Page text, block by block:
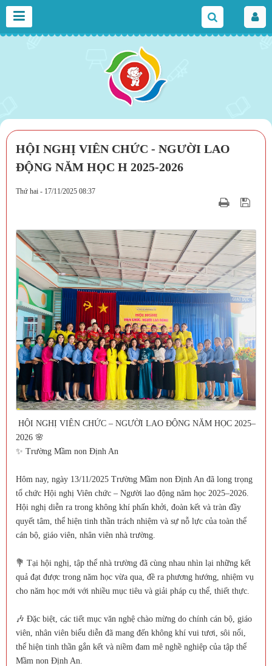
HỘI NGHỊ VIÊN CHỨC - NGƯỜI LAO
ĐỘNG NĂM HỌC H 2025-2026
Thứ hai - 17/11/2025 08:37
HỘI NGHỊ VIÊN CHỨC – NGƯỜI LAO ĐỘNG NĂM HỌC 2025–
2026 🌸
✨ Trường Mầm non Định An
Hôm nay, ngày 13/11/2025 Trường Mầm non Định An đã long trọng
tổ chức Hội nghị Viên chức – Người lao động năm học 2025–2026.
Hội nghị diễn ra trong không khí phấn khởi, đoàn kết và tràn đầy
quyết tâm, thể hiện tinh thần trách nhiệm và sự nỗ lực của toàn thể
cán bộ, giáo viên, nhân viên nhà trường.
💐 Tại hội nghị, tập thể nhà trường đã cùng nhau nhìn lại những kết
quả đạt được trong năm học vừa qua, đề ra phương hướng, nhiệm vụ
cho năm học mới với nhiều mục tiêu và giải pháp cụ thể, thiết thực.
🎶 Đặc biệt, các tiết mục văn nghệ chào mừng do chính cán bộ, giáo
viên, nhân viên biểu diễn đã mang đến không khí vui tươi, sôi nổi,
thể hiện tinh thần gắn kết và niềm đam mê nghề nghiệp của tập thể
Mầm non Định An.